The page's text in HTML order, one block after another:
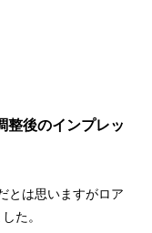
整後のインプレッ
とは思いますがロア
た。